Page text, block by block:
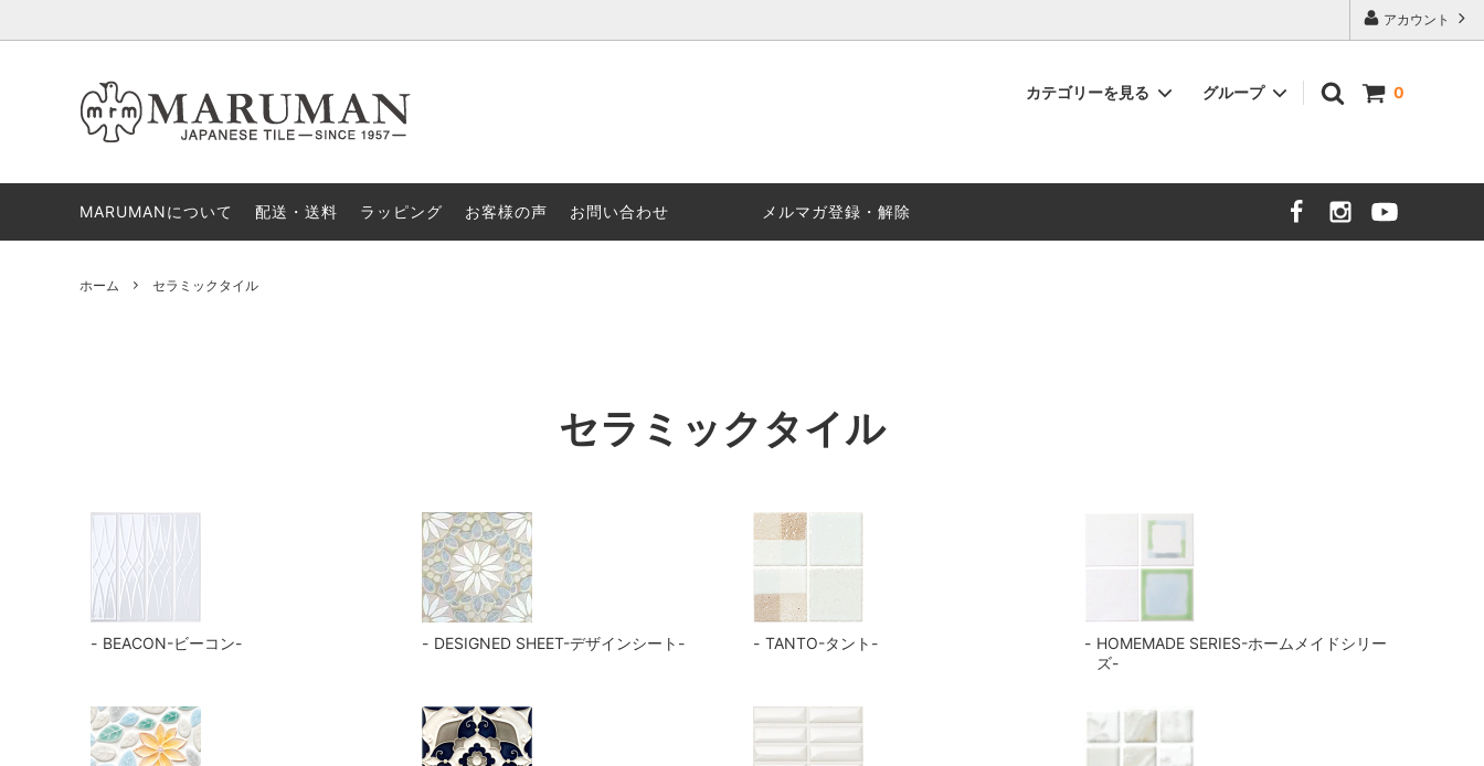
アカウント
0
カテゴリーを見る グループ
300g少量販売
MARUMANについて 配送・送料 ラッピング お客様の声 お問い合わせ メルマガ登録・解除
ホーム セラミックタイル
セラミックタイル
BEACON-ビーコン- DESIGNED SHEET-デザインシート- TANTO-タント-
HOMEMADE SERIES-ホームメイドシリー
ズ-